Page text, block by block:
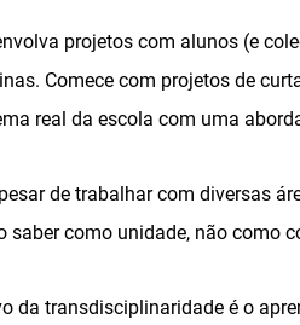
projetos com alunos (e
Comece com projetos de
real da escola com uma
de trabalhar com diversas
saber como unidade, não como
da transdisciplinaridade é o